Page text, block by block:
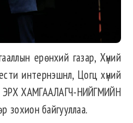
ерөнхий газар, Хүний
интернэшнл, Цогц хүний
ЭРХ ХАМГААЛАГЧ-НИЙГМИЙН
зохион байгууллаа.